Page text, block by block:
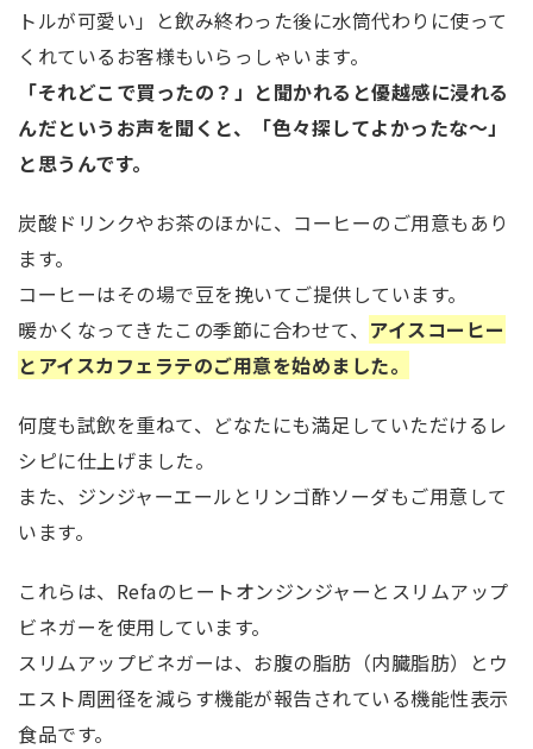
トルが可愛い」と飲み終わった後に水筒代わりに使って
くれているお客様もいらっしゃいます。
「それどこで買ったの？」と聞かれると優越感に浸れる
んだというお声を聞くと、「色々探してよかったな〜」
と思うんです。
炭酸ドリンクやお茶のほかに、コーヒーのご用意もあり
ます。
コーヒーはその場で豆を挽いてご提供しています。
暖かくなってきたこの季節に合わせて、 アイスコーヒー
とアイスカフェラテのご用意を始めました。
何度も試飲を重ねて、どなたにも満足していただけるレ
シピに仕上げました。
また、ジンジャーエールとリンゴ酢ソーダもご用意して
います。
これらは、Refaのヒートオンジンジャーとスリムアップ
ビネガーを使用しています。
スリムアップビネガーは、お腹の脂肪（内臓脂肪）とウ
エスト周囲径を減らす機能が報告されている機能性表示
食品です。